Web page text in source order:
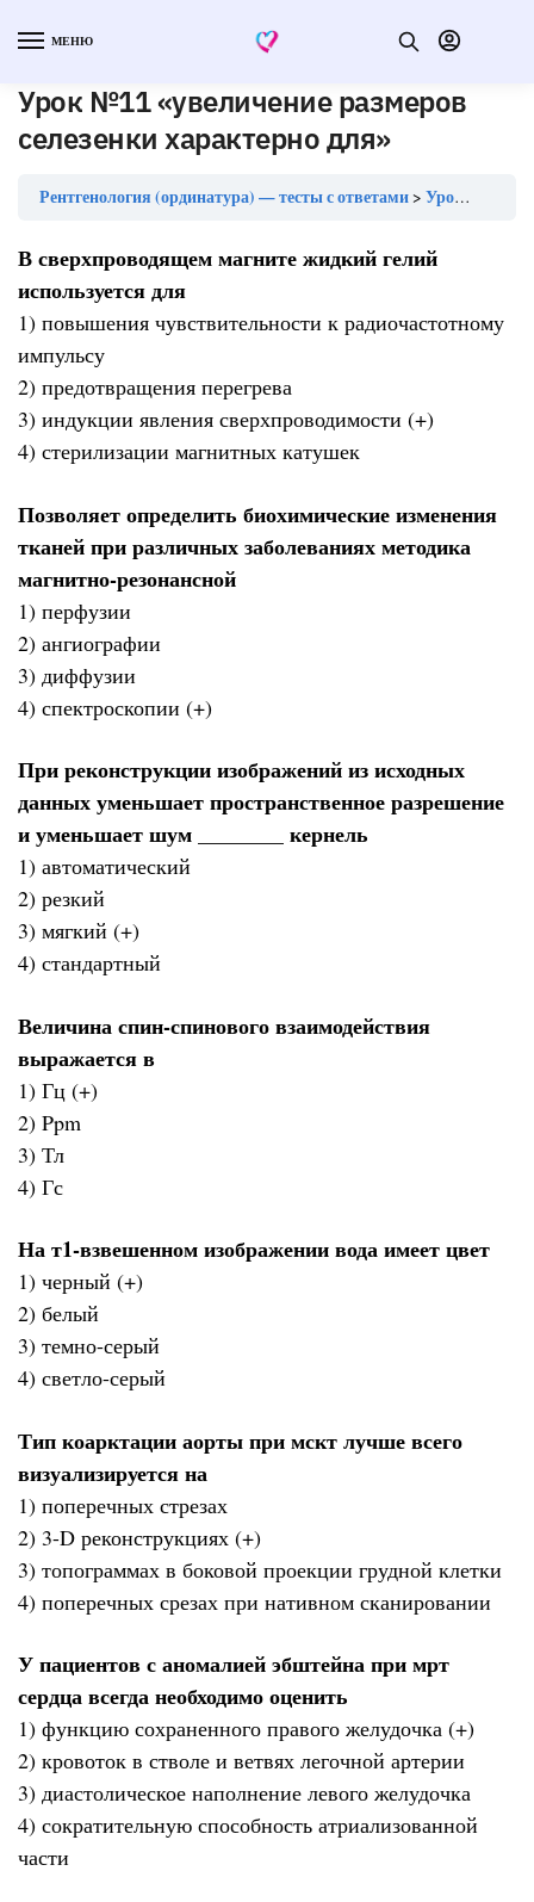
МЕНЮ
Урок №11 «увеличение размеров
селезенки характерно для»
Рентгенология (ординатура) — тесты с ответами Урок №11 «увеличение размеров селезенки характерно для»
В сверхпроводящем магните жидкий гелий
используется для
1) повышения чувствительности к радиочастотному
импульсу
2) предотвращения перегрева
3) индукции явления сверхпроводимости (+)
4) стерилизации магнитных катушек
Позволяет определить биохимические изменения
тканей при различных заболеваниях методика
магнитно-резонансной
1) перфузии
2) ангиографии
3) диффузии
4) спектроскопии (+)
При реконструкции изображений из исходных
данных уменьшает пространственное разрешение
и уменьшает шум ________ кернель
1) автоматический
2) резкий
3) мягкий (+)
4) стандартный
Величина спин-спинового взаимодействия
выражается в
1) Гц (+)
2) Ppm
3) Тл
4) Гс
На т1-взвешенном изображении вода имеет цвет
1) черный (+)
2) белый
3) темно-серый
4) светло-серый
Тип коарктации аорты при мскт лучше всего
визуализируется на
1) поперечных стрезах
2) 3-D реконструкциях (+)
3) топограммах в боковой проекции грудной клетки
4) поперечных срезах при нативном сканировании
У пациентов с аномалией эбштейна при мрт
сердца всегда необходимо оценить
1) функцию сохраненного правого желудочка (+)
2) кровоток в стволе и ветвях легочной артерии
3) диастолическое наполнение левого желудочка
4) сократительную способность атриализованной
части